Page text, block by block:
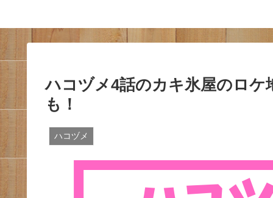
ハコヅメ4話のカキ氷屋のロケ
も！
ハコヅメ